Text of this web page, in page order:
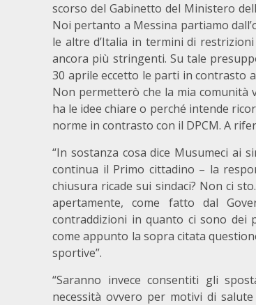
scorso del Gabinetto del Ministero
Noi pertanto a Messina partiamo
le altre d’Italia in termini di
ancora più stringenti. Su tale
30 aprile eccetto le parti in contrasto
Non permetterò che la mia comunità
ha le idee chiare o perché intende
norme in contrasto con il DPCM. A
“In sostanza cosa dice Musumeci ai
continua il Primo cittadino – la
chiusura ricade sui sindaci? Non ci
apertamente, come fatto dal
contraddizioni in quanto ci sono
come appunto la sopra citata
sportive”.
“Saranno invece consentiti gli
necessità ovvero per motivi di